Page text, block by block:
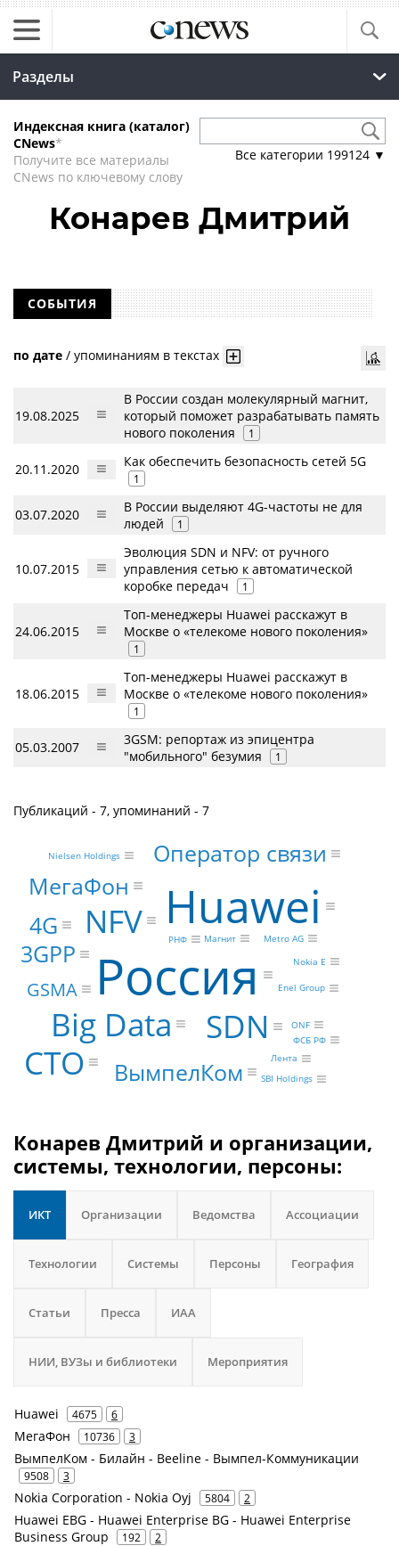
Разделы
Индексная книга (каталог)
CNews*
Получите все материалы
CNews по ключевому слову
Все категории 199124 ▼
Конарев Дмитрий
СОБЫТИЯ
по дате / упоминаниям в текстах
19.08.2025
В России создан молекулярный магнит,
который поможет разрабатывать память
нового поколения
1
20.11.2020 Как обеспечить безопасность сетей 5G
1
03.07.2020
В России выделяют 4G-частоты не для
людей
1
10.07.2015
Эволюция SDN и NFV: от ручного
управления сетью к автоматической
коробке передач
1
24.06.2015
Топ-менеджеры Huawei расскажут в
Москве о «телекоме нового поколения»
1
18.06.2015
Топ-менеджеры Huawei расскажут в
Москве о «телекоме нового поколения»
1
05.03.2007
3GSM: репортаж из эпицентра
"мобильного" безумия
1
Публикаций - 7, упоминаний - 7
Россия
Huawei
Big Data
NFV
SDN
CTO
МегаФон
ВымпелКом
3GPP
Оператор связи
4G
GSMA
Магнит
Лента
Metro AG
SBI Holdings
Enel Group
ФСБ РФ
РНФ
ONF
Nokia E
Nielsen Holdings
Конарев Дмитрий и организации,
системы, технологии, персоны:
ИКТ Организации Ведомства Ассоциации
Технологии Системы Персоны География
Статьи Пресса ИАА
НИИ, ВУЗы и библиотеки Мероприятия
Huawei 4675 6
МегаФон 10736 3
ВымпелКом - Билайн - Beeline - Вымпел-Коммуникации
9508 3
Nokia Corporation - Nokia Oyj 5804 2
Huawei EBG - Huawei Enterprise BG - Huawei Enterprise
Business Group
192 2